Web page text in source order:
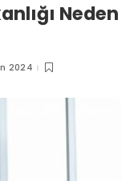
Neden
2024